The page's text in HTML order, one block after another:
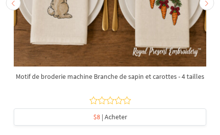
Motif de broderie machine Branche de sapin et carottes - 4 tailles
$8| Acheter